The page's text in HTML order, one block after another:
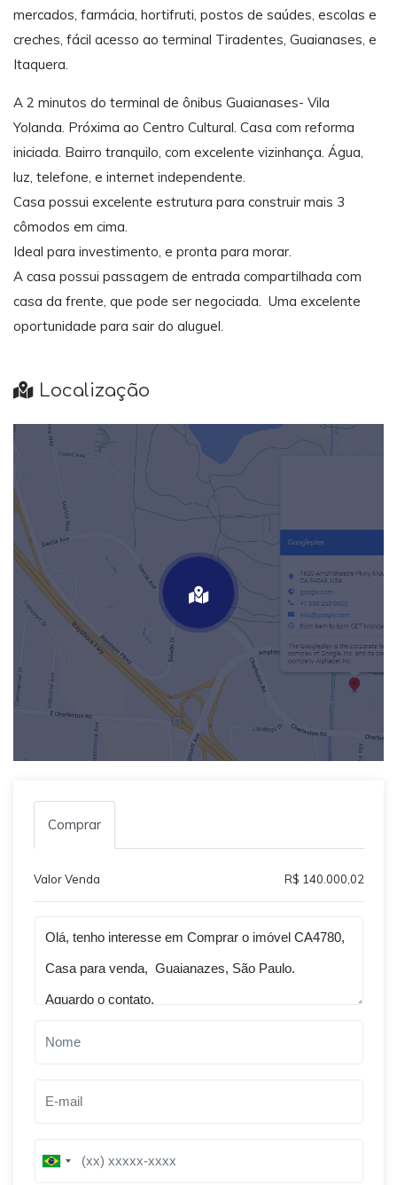
mercados, farmácia, hortifruti, postos de saúdes, escolas e
creches, fácil acesso ao terminal Tiradentes, Guaianases, e
Itaquera.
A 2 minutos do terminal de ônibus Guaianases- Vila
Yolanda. Próxima ao Centro Cultural. Casa com reforma
iniciada. Bairro tranquilo, com excelente vizinhança. Água,
luz, telefone, e internet independente.
Casa possui excelente estrutura para construir mais 3
cômodos em cima.
Ideal para investimento, e pronta para morar.
A casa possui passagem de entrada compartilhada com
casa da frente, que pode ser negociada. Uma excelente
oportunidade para sair do aluguel.
Localização
Comprar
Valor Venda R$ 140.000,02
B